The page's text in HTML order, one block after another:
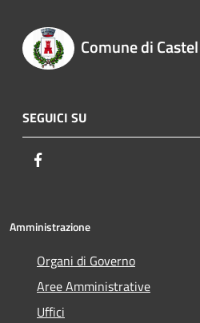
Comune di
SEGUICI SU
Amministrazione
Organi di Governo
Aree Amministrative
Uffici